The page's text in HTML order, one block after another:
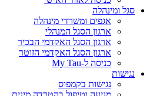
סגל ומינהלה
אגפים ומשרדי מינהלה
ארגון הסגל המנהלי
ארגון הסגל האקדמי הבכיר
ארגון הסגל האקדמי הזוטר
כניסה ל-My Tau
נגישות
נגישות בקמפוס